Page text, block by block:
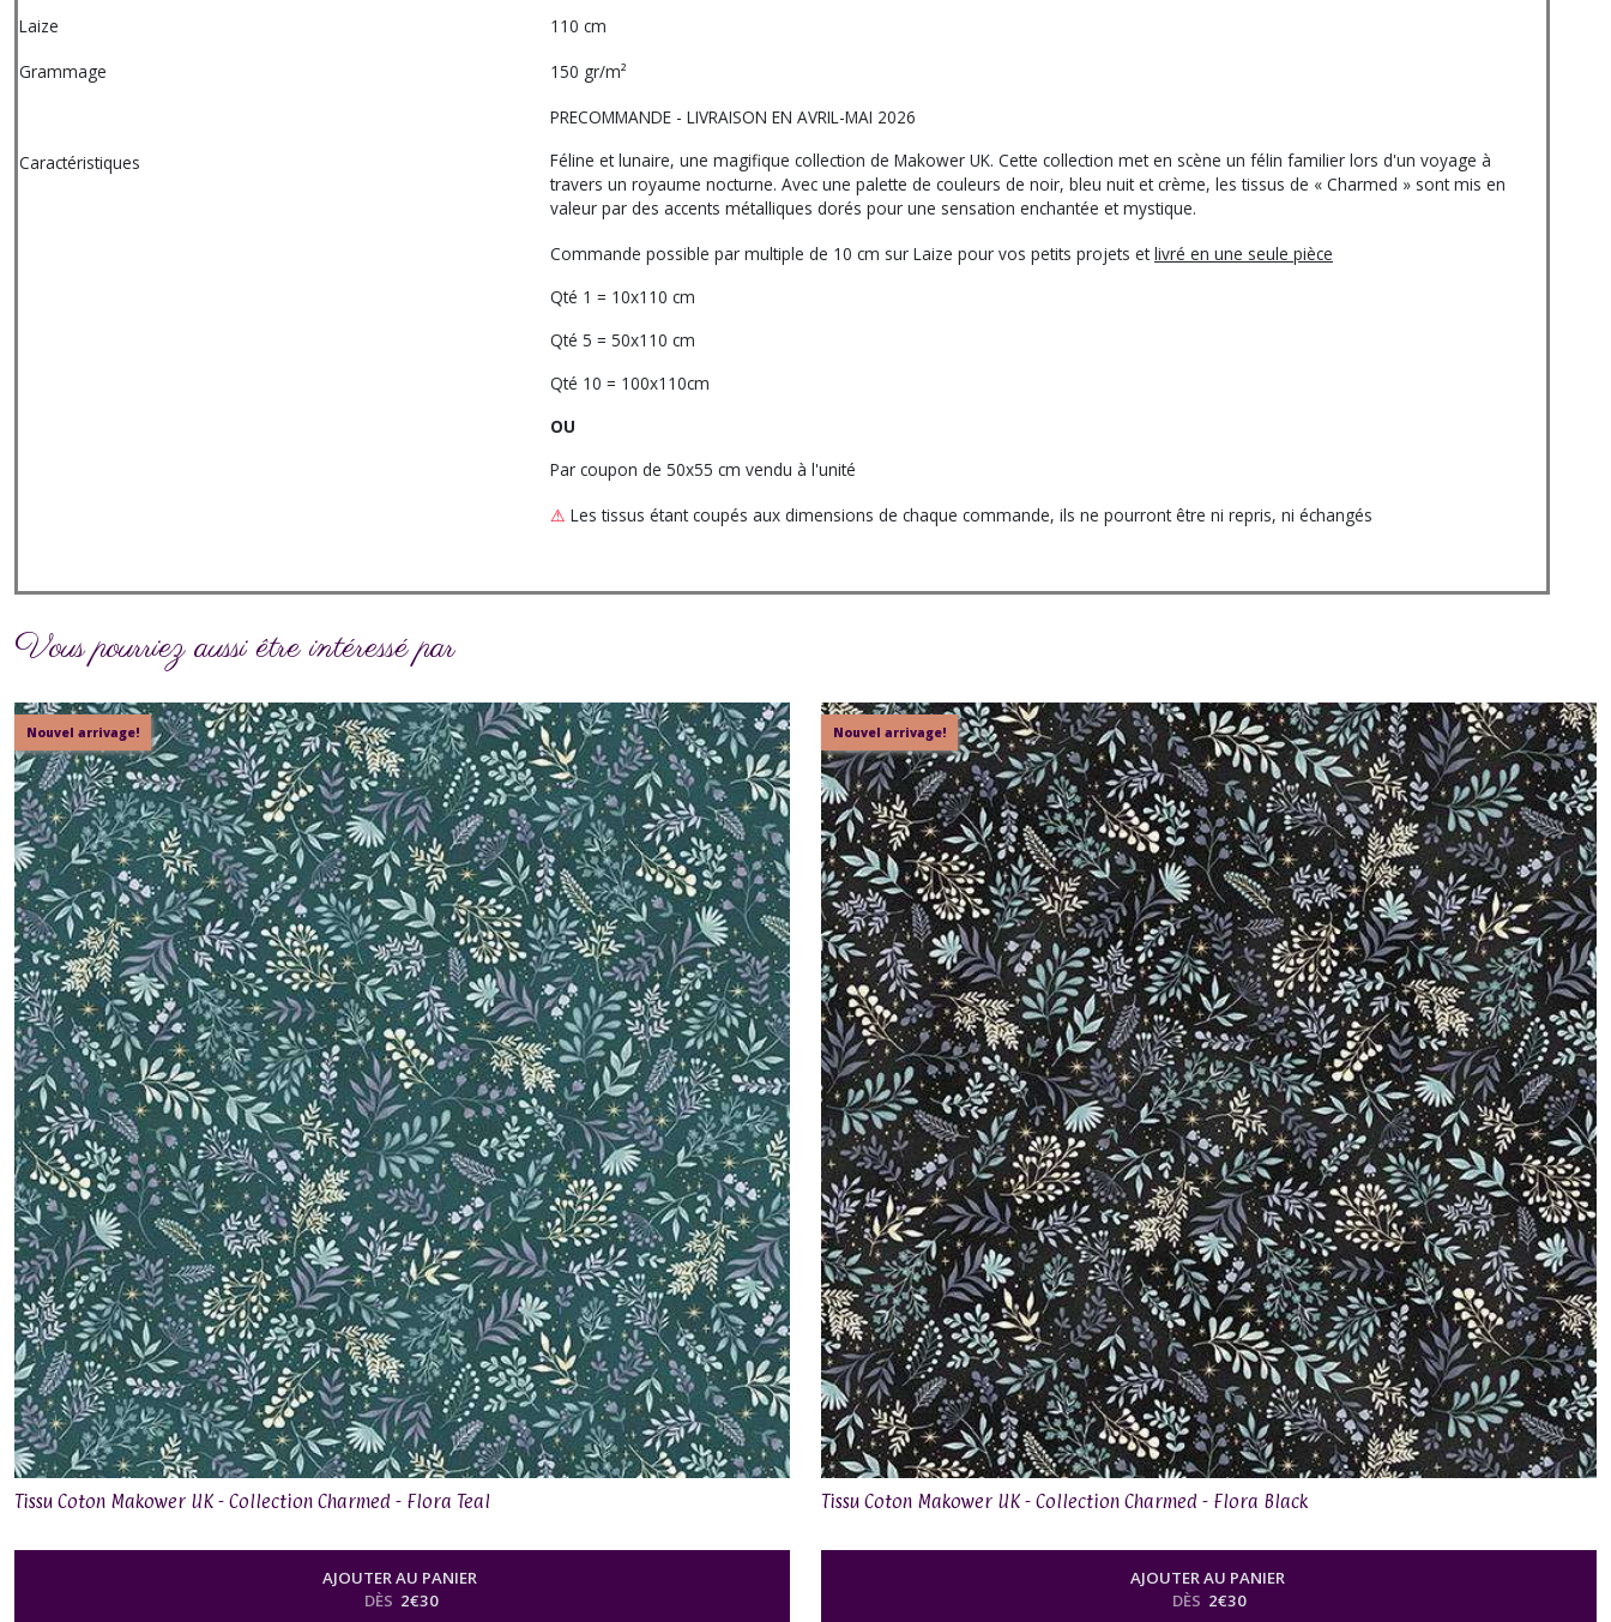
Laize
110 cm
Grammage
150 gr/m²
Caractéristiques
PRECOMMANDE - LIVRAISON EN AVRIL-MAI 2026
Féline et lunaire, une magifique collection de Makower UK. Cette collection met en scène un félin familier lors d'un voyage à
travers un royaume nocturne. Avec une palette de couleurs de noir, bleu nuit et crème, les tissus de « Charmed » sont mis en
valeur par des accents métalliques dorés pour une sensation enchantée et mystique.
Commande possible par multiple de 10 cm sur Laize pour vos petits projets etlivré en une seule pièce
Qté 1 = 10x110 cm
Qté 5 = 50x110 cm
Qté 10 = 100x110cm
OU
Par coupon de 50x55 cm vendu à l'unité
⚠ Les tissus étant coupés aux dimensions de chaque commande, ils ne pourront être ni repris, ni échangés
Vous pourriez aussi être intéressé par
Nouvel arrivage!
Tissu Coton Makower UK - Collection Charmed - Flora Teal
AJOUTER AU PANIER
DÈS 2€30
Nouvel arrivage!
Tissu Coton Makower UK - Collection Charmed - Flora Black
AJOUTER AU PANIER
DÈS 2€30